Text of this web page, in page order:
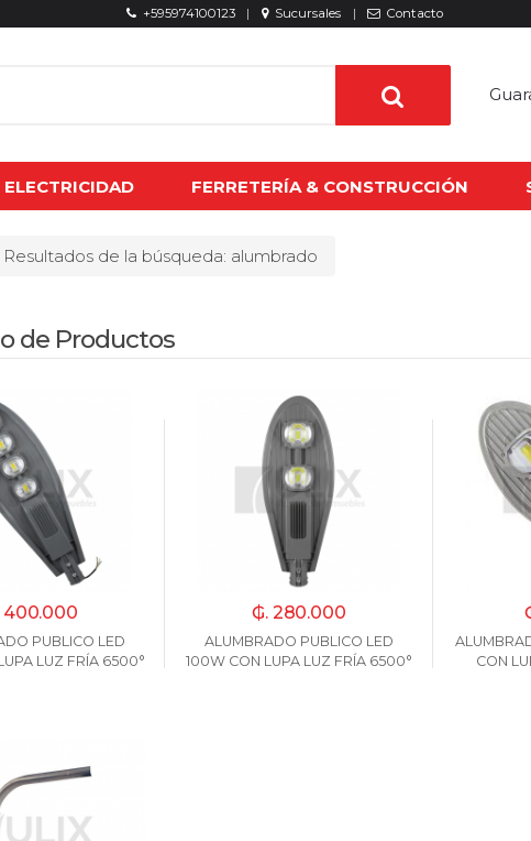
+595974100123 Sucursales Contacto
ELECTRICIDAD FERRETERÍA & CONSTRUCCIÓN
Resultados de la búsqueda: alumbrado
de Productos
400.000
PUBLICO LED
LUZ FRÍA 6500°
₲. 280.000
ALUMBRADO PUBLICO LED
100W CON LUPA LUZ FRÍA 6500°
CON